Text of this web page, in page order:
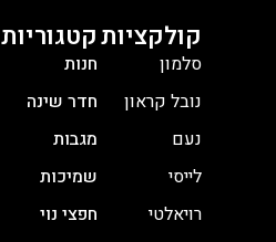
קולקציות
סלמון
נובל קראון
נעם
לייסי
רויאלטי
קטגוריות
חנות
חדר שינה
מגבות
שמיכות
חפצי נוי